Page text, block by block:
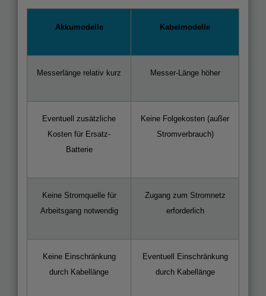
Akkumodelle Kabelmodelle
Messerlänge relativ kurz Messer-Länge höher
Eventuell zusätzliche
Kosten für Ersatz-
Batterie
Keine Folgekosten (außer
Stromverbrauch)
Keine Stromquelle für
Arbeitsgang notwendig
Zugang zum Stromnetz
erforderlich
Keine Einschränkung
durch Kabellänge
Eventuell Einschränkung
durch Kabellänge